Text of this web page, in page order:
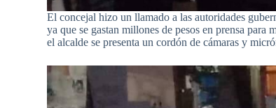
El concejal hizo un llamado a las autoridades
ya que se gastan millones de pesos en prensa
el alcalde se presenta un cordón de cámaras y